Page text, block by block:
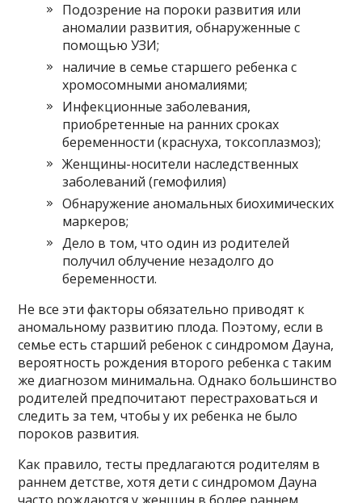
Подозрение на пороки развития или
аномалии развития, обнаруженные с
помощью УЗИ;
наличие в семье старшего ребенка с
хромосомными аномалиями;
Инфекционные заболевания,
приобретенные на ранних сроках
беременности (краснуха, токсоплазмоз);
Женщины-носители наследственных
заболеваний (гемофилия)
Обнаружение аномальных биохимических
маркеров;
Дело в том, что один из родителей
получил облучение незадолго до
беременности.
Не все эти факторы обязательно приводят к
аномальному развитию плода. Поэтому, если в
семье есть старший ребенок с синдромом Дауна,
вероятность рождения второго ребенка с таким
же диагнозом минимальна. Однако большинство
родителей предпочитают перестраховаться и
следить за тем, чтобы у их ребенка не было
пороков развития.
Как правило, тесты предлагаются родителям в
раннем детстве, хотя дети с синдромом Дауна